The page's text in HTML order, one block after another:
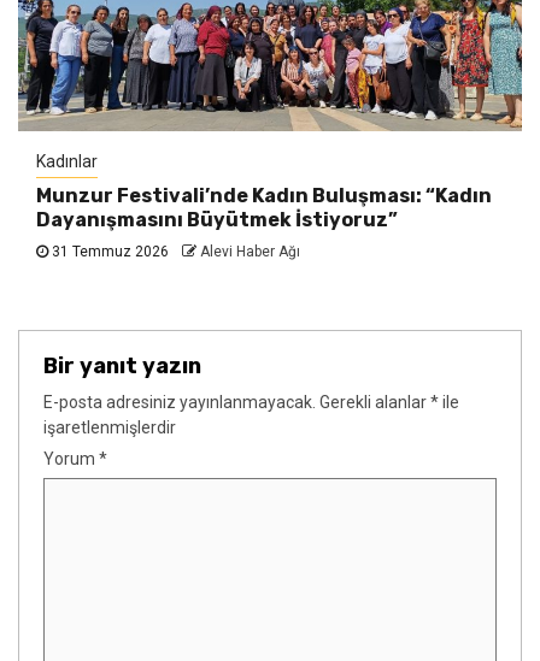
Kadınlar
Munzur Festivali’nde Kadın Buluşması: “Kadın
Dayanışmasını Büyütmek İstiyoruz”
31 Temmuz 2026 Alevi Haber Ağı
Bir yanıt yazın
E-posta adresiniz yayınlanmayacak. Gerekli alanlar*ile
işaretlenmişlerdir
Yorum *